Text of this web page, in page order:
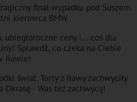
finał wypadku pod Suszem.
kierowca BMW
ubiegłoroczne ceny i... coś dla
Sprawdź, co czeka na Ciebie
Iławie!
świat. Torty z Iławy zachwyciły
Okrasę - Was też zachwycą!